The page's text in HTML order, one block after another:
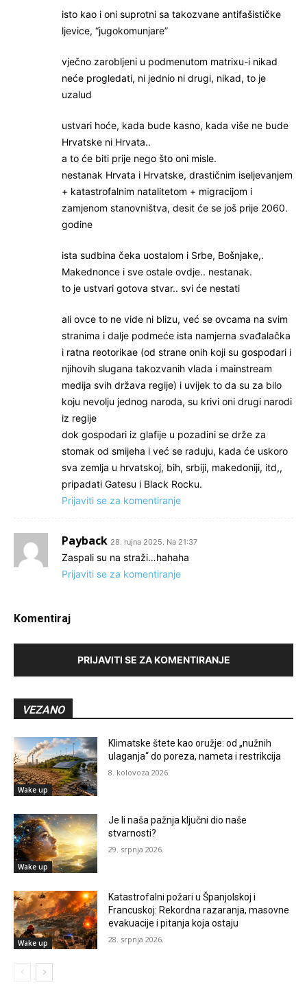
isto kao i oni suprotni sa takozvane antifašističke
ljevice, “jugokomunjare”
vječno zarobljeni u podmenutom matrixu-i nikad
neće progledati, ni jednio ni drugi, nikad, to je
uzalud
ustvari hoće, kada bude kasno, kada više ne bude
Hrvatske ni Hrvata..
a to će biti prije nego što oni misle.
nestanak Hrvata i Hrvatske, drastičnim iseljevanjem
+ katastrofalnim natalitetom + migracijom i
zamjenom stanovništva, desit će se još prije 2060.
godine
ista sudbina čeka uostalom i Srbe, Bošnjake,.
Makednonce i sve ostale ovdje.. nestanak.
to je ustvari gotova stvar.. svi će nestati
ali ovce to ne vide ni blizu, već se ovcama na svim
stranima i dalje podmeće ista namjerna svađalačka
i ratna reotorikae (od strane onih koji su gospodari i
njihovih slugana takozvanih vlada i mainstream
medija svih država regije) i uvijek to da su za bilo
koju nevolju jednog naroda, su krivi oni drugi narodi
iz regije
dok gospodari iz glafije u pozadini se drže za
stomak od smijeha i već se raduju, kada će uskoro
sva zemlja u hrvatskoj, bih, srbiji, makedoniji, itd,,
pripadati Gatesu i Black Rocku.
Prijaviti se za komentiranje
Payback 28. rujna 2025. Na 21:37
Zaspali su na straži…hahaha
Prijaviti se za komentiranje
Komentiraj
PRIJAVITI SE ZA KOMENTIRANJE
VEZANO
Wake up
Klimatske štete kao oružje: od „nužnih
ulaganja“ do poreza, nameta i restrikcija
8. kolovoza 2026.
Wake up
Je li naša pažnja ključni dio naše
stvarnosti?
29. srpnja 2026.
Wake up
Katastrofalni požari u Španjolskoj i
Francuskoj: Rekordna razaranja, masovne
evakuacije i pitanja koja ostaju
28. srpnja 2026.